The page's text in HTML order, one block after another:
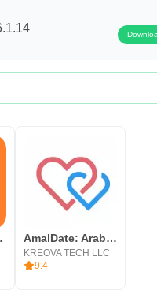
AmalDate: Arab, Eastern Dating
KREOVA TECH LLC
9.4